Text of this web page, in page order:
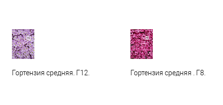
Гортензия средняя. Г12. Гортензия средняя . Г8.